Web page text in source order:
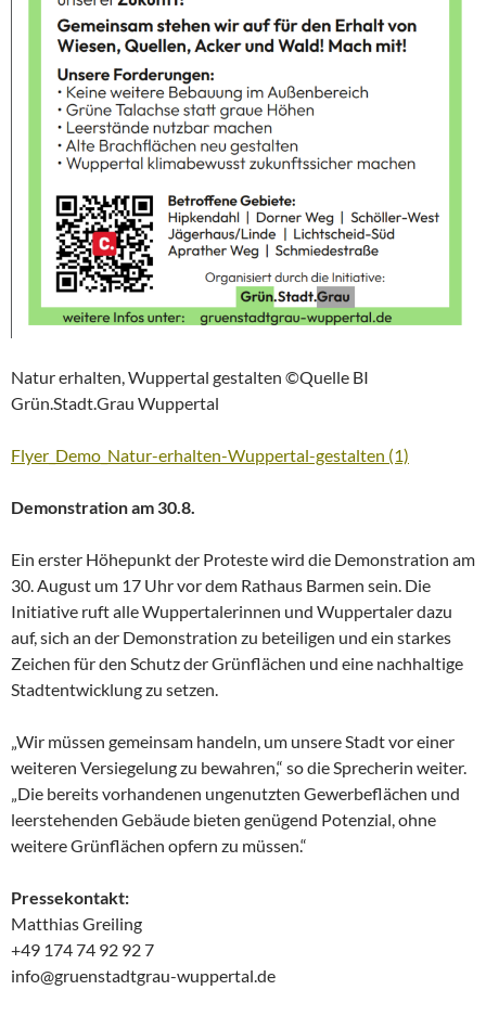
Natur erhalten, Wuppertal gestalten ©Quelle BI
Grün.Stadt.Grau Wuppertal
Flyer_Demo_Natur-erhalten-Wuppertal-gestalten (1)
Demonstration am 30.8.
Ein erster Höhepunkt der Proteste wird die Demonstration am
30. August um 17 Uhr vor dem Rathaus Barmen sein. Die
Initiative ruft alle Wuppertalerinnen und Wuppertaler dazu
auf, sich an der Demonstration zu beteiligen und ein starkes
Zeichen für den Schutz der Grünflächen und eine nachhaltige
Stadtentwicklung zu setzen.
„Wir müssen gemeinsam handeln, um unsere Stadt vor einer
weiteren Versiegelung zu bewahren,“ so die Sprecherin weiter.
„Die bereits vorhandenen ungenutzten Gewerbeflächen und
leerstehenden Gebäude bieten genügend Potenzial, ohne
weitere Grünflächen opfern zu müssen.“
Pressekontakt:
Matthias Greiling
+49 174 74 92 92 7
info@gruenstadtgrau-wuppertal.de